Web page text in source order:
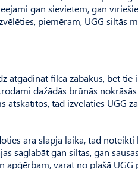
gan sievietēm, gan
piemēram, UGG siltās
atgādināt filca zābakus, bet
dažādās brūnās
atskatītos, tad izvēlaties UGG
ārā slapjā laikā, tad
saglabāt gan siltas, gan
apģērbam, varat no plašā